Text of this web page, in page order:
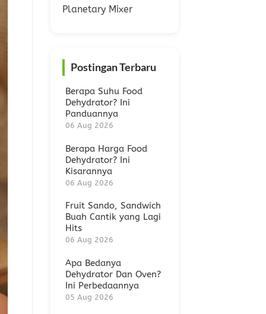
Planetary Mixer
Postingan Terbaru
Berapa Suhu Food
Dehydrator? Ini
Panduannya
06 Aug 2026
Berapa Harga Food
Dehydrator? Ini
Kisarannya
06 Aug 2026
Fruit Sando, Sandwich
Buah Cantik yang Lagi
Hits
06 Aug 2026
Apa Bedanya
Dehydrator Dan Oven?
Ini Perbedaannya
05 Aug 2026